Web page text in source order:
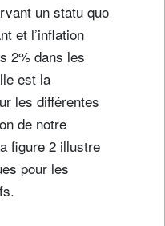
un statu quo
et l’inflation
2% dans les
est la
les différentes
de notre
figure 2 illustre
pour les